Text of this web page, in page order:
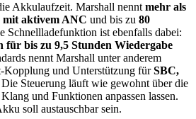
Akkulaufzeit. Marshall nenntmehr als
mit aktivem ANC und bis zu 80
Schnellladefunktion ist ebenfalls dabei:
für bis zu 9,5 Stunden Wiedergabe
nennt Marshall unter anderem
Kopplung und Unterstützung fürSBC,
Die Steuerung läuft wie gewohnt über die
und Funktionen anpassen lassen.
soll austauschbar sein.